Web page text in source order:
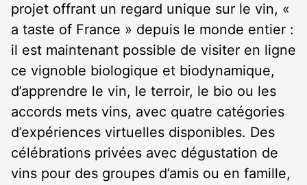
projet offrant un regard unique sur le vin, «
a taste of France » depuis le monde entier :
il est maintenant possible de visiter en ligne
ce vignoble biologique et biodynamique,
d’apprendre le vin, le terroir, le bio ou les
accords mets vins, avec quatre catégories
d’expériences virtuelles disponibles. Des
célébrations privées avec dégustation de
vins pour des groupes d’amis ou en famille,